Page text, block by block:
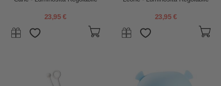
23,95 € 23,95 €